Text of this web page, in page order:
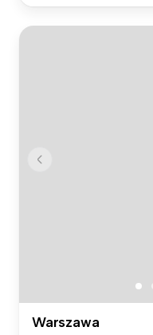
Warszawa